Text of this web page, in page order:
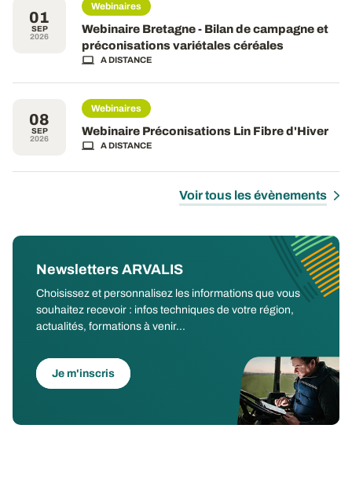
01
SEP
2026
Webinaires
Webinaire Bretagne - Bilan de campagne et
préconisations variétales céréales
A DISTANCE
08
SEP
2026
Webinaires
Webinaire Préconisations Lin Fibre d'Hiver
A DISTANCE
Voir tous les évènements
Newsletters ARVALIS
Choisissez et personnalisez les informations que vous
souhaitez recevoir : infos techniques de votre région,
actualités, formations à venir...
Je m'inscris